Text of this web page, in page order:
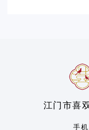
江门市喜
手